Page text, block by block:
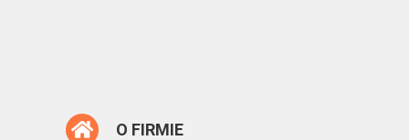
O FIRMIE